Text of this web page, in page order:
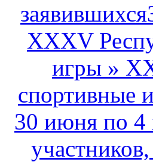
XXXV
игры »
спортивные
30 июня по 4